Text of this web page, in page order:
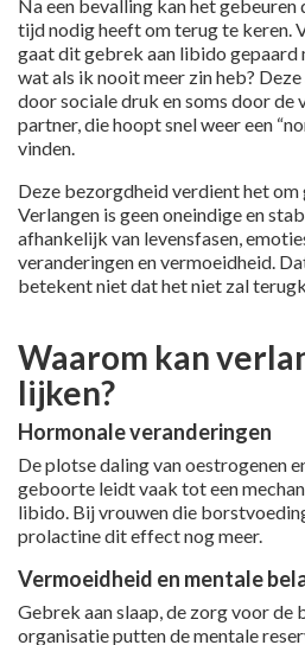
Na een bevalling kan het gebeuren
tijd nodig heeft om terug te keren.
gaat dit gebrek aan libido gepaard
wat als ik nooit meer zin heb?
door sociale druk en soms door de
partner, die hoopt snel weer een
vinden.
Deze bezorgdheid verdient het om
Verlangen is geen oneindige en
afhankelijk van levensfasen,
veranderingen en vermoeidheid.
betekent niet dat het niet zal
Waarom kan
lijken?
Hormonale veranderingen
De plotse daling van oestrogenen
geboorte leidt vaak tot een
libido. Bij vrouwen die
prolactine dit effect nog meer.
Vermoeidheid en mentale
Gebrek aan slaap, de zorg voor de
organisatie putten de mentale